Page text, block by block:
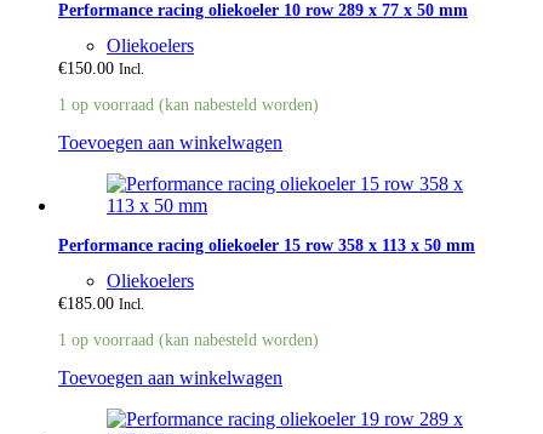
Performance racing oliekoeler 10 row 289 x 77 x 50 mm
Oliekoelers
€150.00 Incl.
1 op voorraad (kan nabesteld worden)
Toevoegen aan winkelwagen
Performance racing oliekoeler 15 row 358 x 113 x 50 mm
Oliekoelers
€185.00 Incl.
1 op voorraad (kan nabesteld worden)
Toevoegen aan winkelwagen